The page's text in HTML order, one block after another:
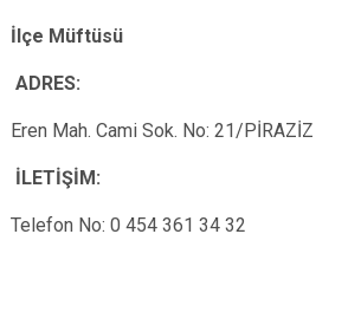
İlçe Müftüsü
ADRES:
Eren Mah. Cami Sok. No: 21/PİRAZİZ
İLETİŞİM:
Telefon No: 0 454 361 34 32